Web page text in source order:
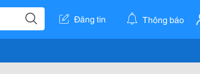
Đăng tin Thông báo